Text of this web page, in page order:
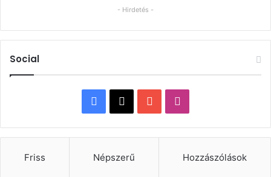
- Hirdetés -
Social
Facebook
X YouTube
Friss Népszerű Hozzászólások